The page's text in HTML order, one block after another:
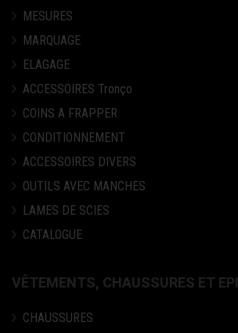
MESURES
MARQUAGE
ELAGAGE
ACCESSOIRES Tronço
COINS A FRAPPER
CONDITIONNEMENT
ACCESSOIRES DIVERS
OUTILS AVEC MANCHES
LAMES DE SCIES
CATALOGUE
VÊTEMENTS, CHAUSSURES ET EPI
CHAUSSURES